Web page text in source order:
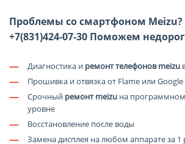
Проблемы со смартфоном Meizu?
+7(831)424-07-30 Поможем
— Диагностика и ремонт телефонов meizu
— Прошивка и отвязка от Flame или Google
— Срочный ремонт meizu на
уровне
— Восстановление после воды
—
Замена дисплея на любом аппарате за 1